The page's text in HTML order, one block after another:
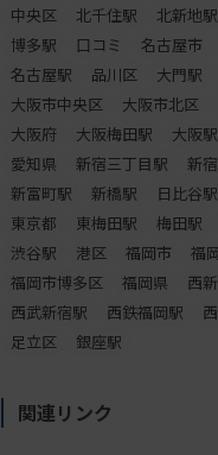
中央区 北千住駅 北新地駅
博多駅
口コミ 名古屋市
名古屋駅
品川区 大門駅
大阪市中央区
大阪市北区
大阪府
大阪梅田駅 大阪駅
愛知県
新宿三丁目駅 新
新富町駅
新橋駅 日比谷駅
東京都
東梅田駅 梅田駅
渋谷駅
港区 福岡市
福
福岡市博多区
福岡県 西
西武新宿駅
西鉄福岡駅
足立区
銀座駅
関連リンク